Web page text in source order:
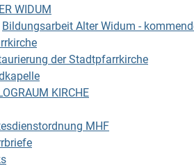
WIDUM
Bildungsarbeit Alter Widum -
der Stadtpfarrkirche
KIRCHE
MHF